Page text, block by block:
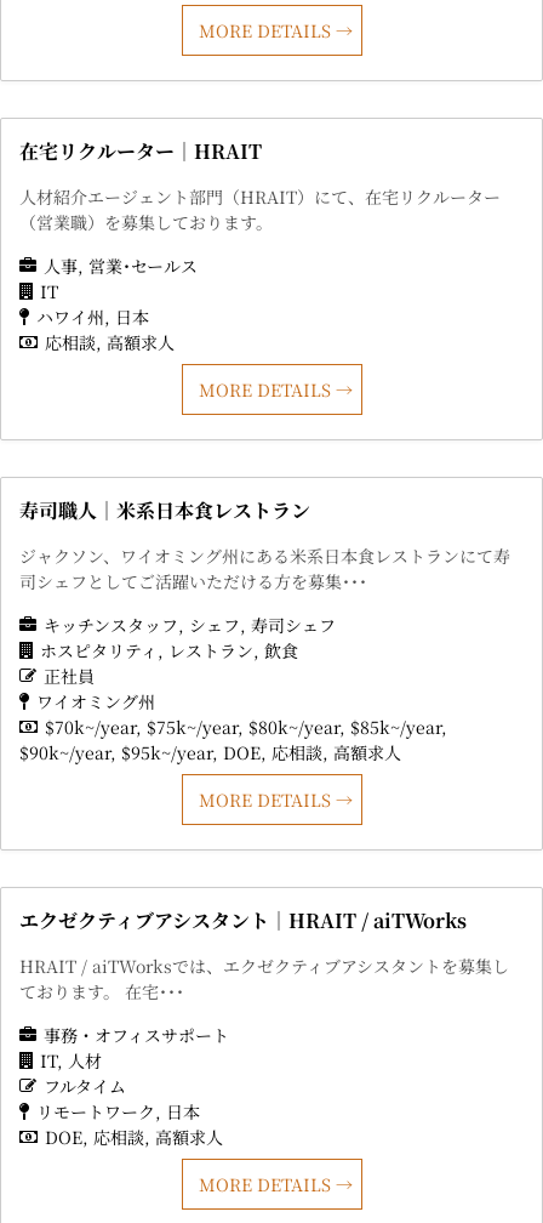
MORE DETAILS
在宅リクルーター｜HRAIT
人材紹介エージェント部門（HRAIT）にて、在宅リクルーター
（営業職）を募集しております。
人事 営業･セールス
IT
ハワイ州 日本
応相談 高額求人
MORE DETAILS
寿司職人｜米系日本食レストラン
ジャクソン、ワイオミング州にある米系日本食レストランにて寿
司シェフとしてご活躍いただける方を募集･･･
キッチンスタッフ
シェフ 寿司シェフ
ホスピタリティ
レストラン 飲食
正社員
ワイオミング州
$70k~/year $75k~/year $80k~/year $85k~/year
$90k~/year $95k~/year DOE 応相談 高額求人
MORE DETAILS
エクゼクティブアシスタント｜HRAIT / aiTWorks
HRAIT / aiTWorksでは、エクゼクティブアシスタントを募集し
ております。 在宅･･･
事務・オフィスサポート
IT 人材
フルタイム
リモートワーク
日本
DOE 応相談 高額求人
MORE DETAILS